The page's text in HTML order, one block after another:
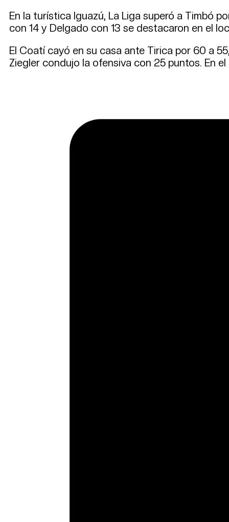
En la turística Iguazú, La Liga superó a Timbó
con 14 y Delgado con 13 se destacaron en el
El Coatí cayó en su casa ante Tirica por 60 a
Ziegler condujo la ofensiva con 25 puntos. En